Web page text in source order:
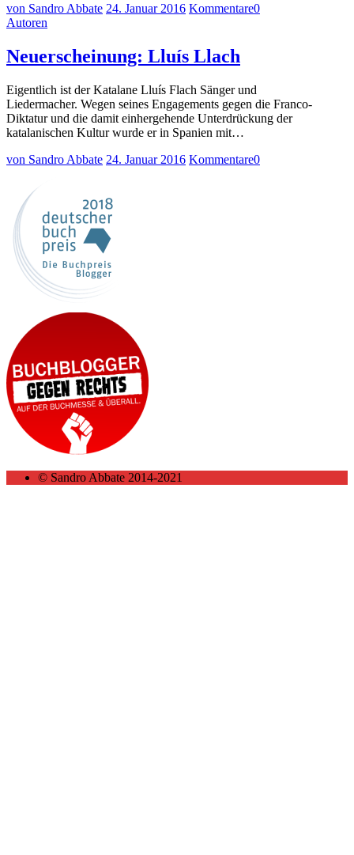
von Sandro Abbate 24. Januar 2016 Kommentare0
Autoren
Neuerscheinung: Lluís Llach
Eigentlich ist der Katalane Lluís Flach Sänger und
Liedermacher. Wegen seines Engagements gegen die Franco-
Diktatur und die damit einhergehende Unterdrückung der
katalanischen Kultur wurde er in Spanien mit…
von Sandro Abbate 24. Januar 2016 Kommentare0
© Sandro Abbate 2014-2021